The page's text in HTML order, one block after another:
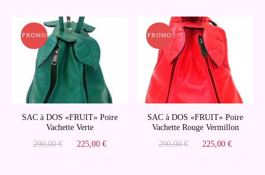
était :
290,00 €.
était :
290,00 €.
PROMO !
SAC à DOS «FRUIT» Poire
Vachette Verte
290,00€
Le225,00 €
PROMO !
SAC à DOS «FRUIT» Poire
Vachette Rouge Vermillon
290,00€
Le225,00€